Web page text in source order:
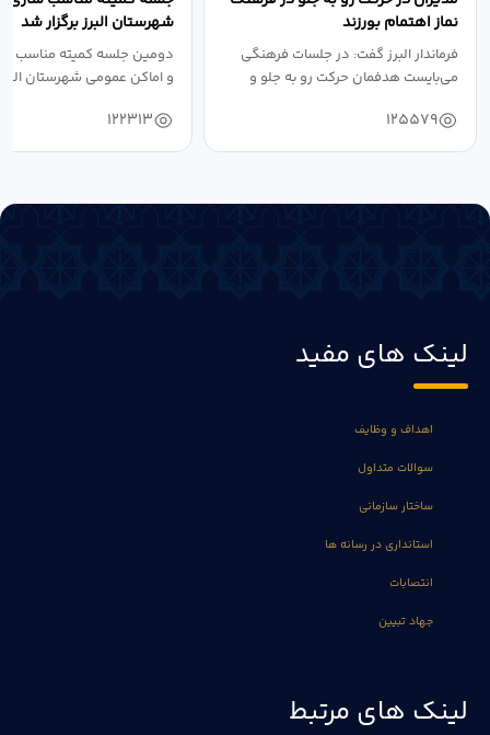
نماز اهتمام بورزند
فرماندار البرز گفت: در جلسات فرهنگی
می‌بایست هدفمان حرکت رو به جلو و
125579
شهرستان البرز برگزار شد
دومین جلسه کمیته مناسب
و اماکن عمومی شهرستان
122313
لینک های مفید
اهداف و وظایف
سوالات متداول
ساختار سازمانی
استانداری در رسانه ها
انتصابات
جهاد تبیین
لینک های مرتبط